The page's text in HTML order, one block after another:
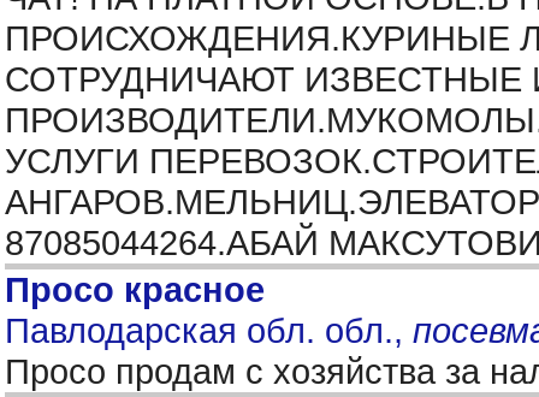
ПРОИСХОЖДЕНИЯ.КУРИНЫЕ
СОТРУДНИЧАЮТ ИЗВЕСТНЫЕ
УСЛУГИ
87085044264.АБАЙ
Просо красное
Павлодарская обл. обл.,
Просо продам с хозяйства за